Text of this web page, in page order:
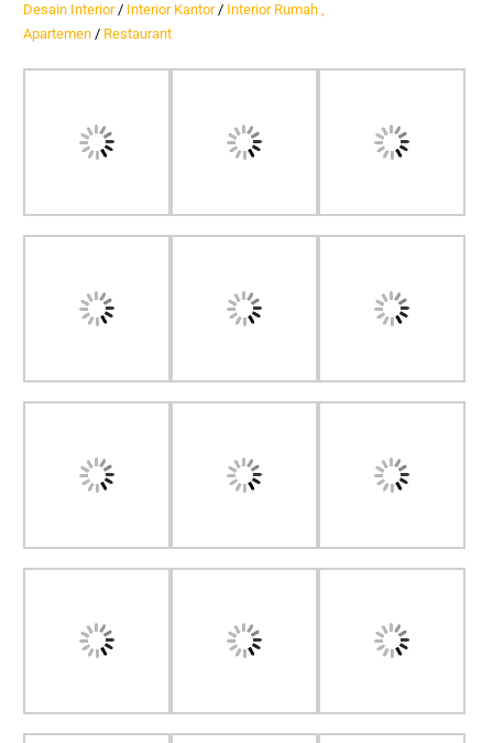
Desain Interior/ Interior Kantor/ Interior Rumah ,
Apartemen / Restaurant